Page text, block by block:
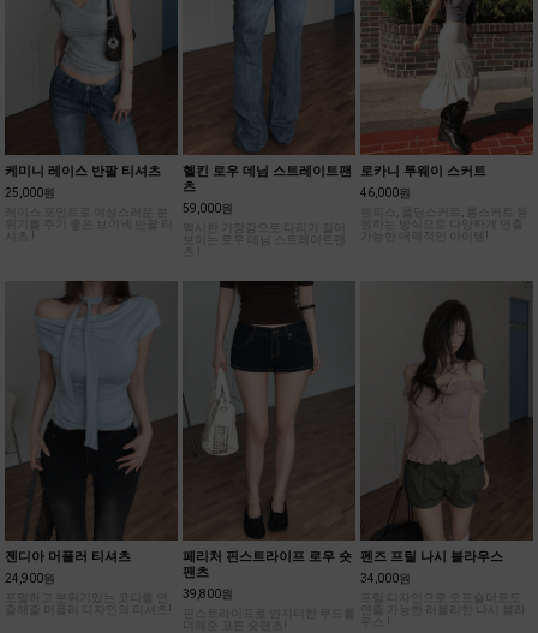
케미니 레이스 반팔 티셔츠
25,000원
셔츠 !
헬킨 로우 데님 스트레이트팬
츠
59,000원
츠 !
로카니 투웨이 스커트
46,000원
가능한 매력적인 아이템!
젠디아 머플러 티셔츠
24,900원
출해줄 머플러 디자인의 티셔츠!
페리처 핀스트라이프 로우 숏
팬츠
39,800원
핀스트라이프로 빈지티한 무드를
더해준 코튼 숏팬츠!
펜즈 프릴 나시 블라우스
34,000원
프릴 디자인으로 오프숄더로도
우스 !